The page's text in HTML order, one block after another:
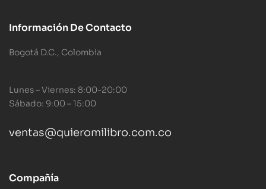
Información De Contacto
Bogotá D.C., Colombia
Lunes – Viernes: 8:00-20:00
Sábado: 9:00 – 15:00
ventas@quieromilibro.com.co
Compañía